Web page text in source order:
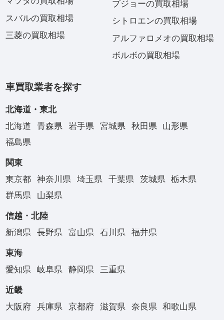
スバルの買取相場
三菱の買取相場
プジョーの買取相場
シトロエンの買取相場
アルファロメオの買取相場
ボルボの買取相場
車買取業者を探す
北海道・東北
北海道
青森県 岩手県 宮城県 秋田県
山形県
福島県
関東
東京都
神奈川県 埼玉県 千葉県 茨城県
栃木県
群馬県
山梨県
信越・北陸
新潟県
長野県 富山県 石川県 福井県
東海
愛知県
岐阜県 静岡県 三重県
近畿
大阪府
兵庫県 京都府 滋賀県 奈良県 和歌山県